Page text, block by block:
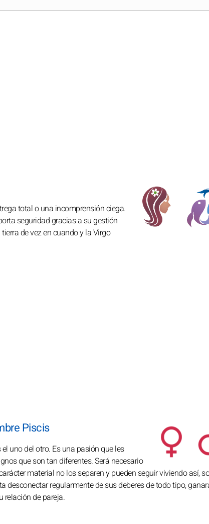
total o una incomprensión ciega.
seguridad gracias a su gestión
de vez en cuando y la Virgo
Piscis
uno del otro. Es una pasión que les
que son tan diferentes. Será necesario
material no los separen y pueden seguir viviendo así,
desconectar regularmente de sus deberes de todo tipo,
relación de pareja.